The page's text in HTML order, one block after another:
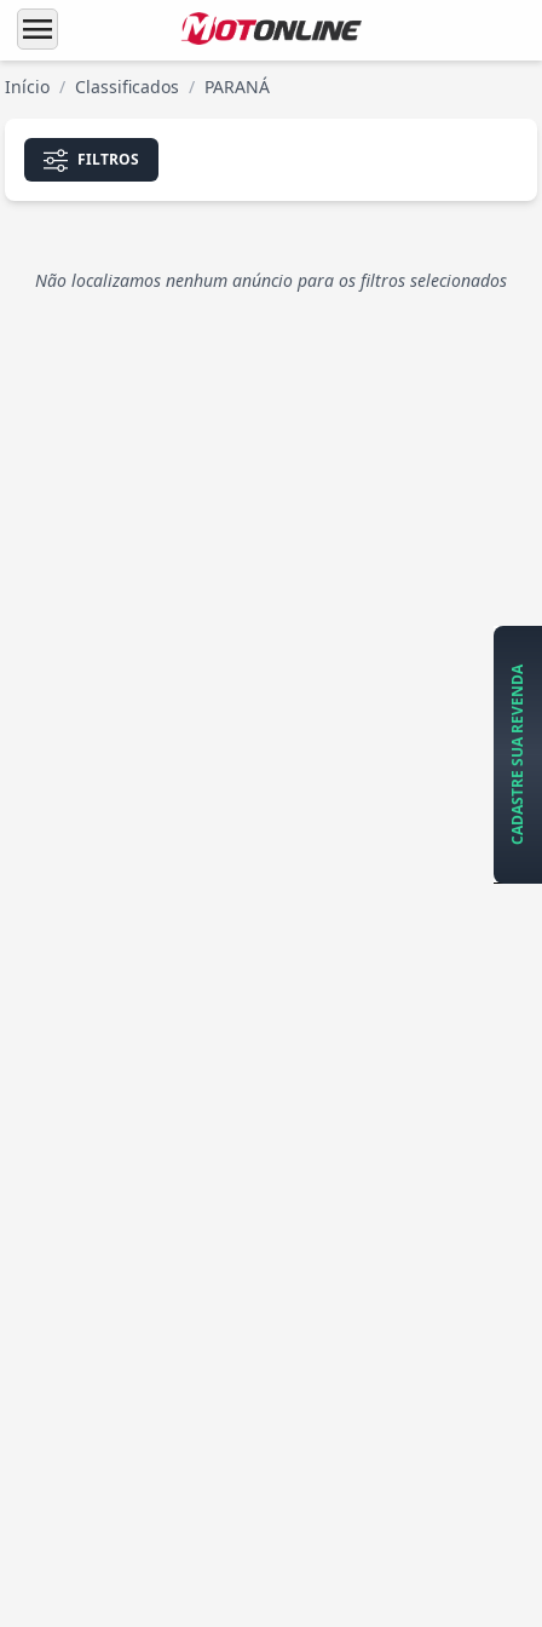
menu
Início / Classificados / PARANÁ
FILTROS
Não localizamos nenhum anúncio para os filtros selecionados
CADASTRE SUA REVENDA